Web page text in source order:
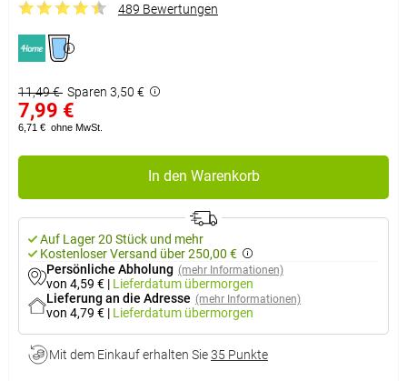
489 Bewertungen
11,49 € Sparen 3,50 €
7,99 €
6,71 € ohne MwSt.
In den Warenkorb
Auf Lager 20 Stück und mehr
Kostenloser Versand über 250,00 €
Persönliche Abholung (mehr Informationen)
von 4,59 € | Lieferdatum übermorgen
Lieferung an die Adresse (mehr Informationen)
von 4,79 € | Lieferdatum übermorgen
Mit dem Einkauf erhalten Sie35 Punkte